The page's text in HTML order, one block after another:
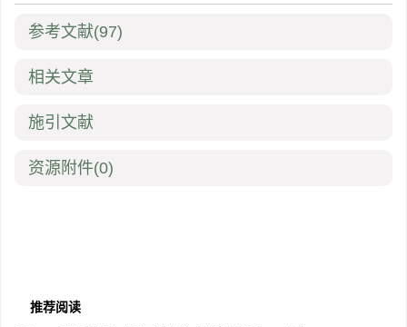
参考文献(97)
相关文章
施引文献
资源附件(0)
推荐阅读